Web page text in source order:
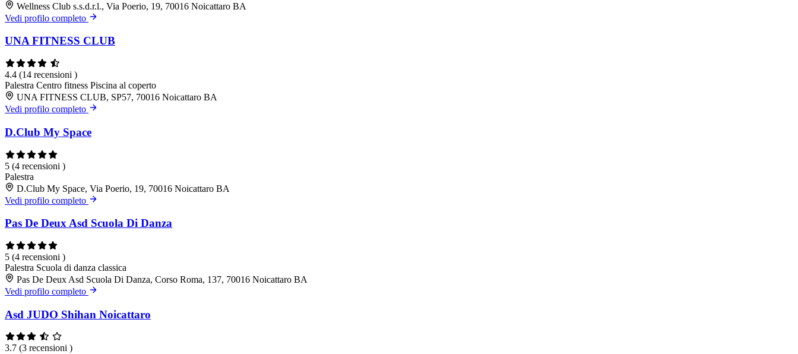
Wellness Club s.s.d.r.l., Via Poerio, 19, 70016 Noicattaro BA
Vedi profilo completo
UNA FITNESS CLUB
4.4 (14 recensioni )
Palestra Centro fitness Piscina al coperto
UNA FITNESS CLUB, SP57, 70016 Noicattaro BA
Vedi profilo completo
D.Club My Space
5 (4 recensioni )
Palestra
D.Club My Space, Via Poerio, 19, 70016 Noicattaro BA
Vedi profilo completo
Pas De Deux Asd Scuola Di Danza
5 (4 recensioni )
Palestra Scuola di danza classica
Pas De Deux Asd Scuola Di Danza, Corso Roma, 137, 70016 Noicattaro BA
Vedi profilo completo
Asd JUDO Shihan Noicattaro
3.7 (3 recensioni )